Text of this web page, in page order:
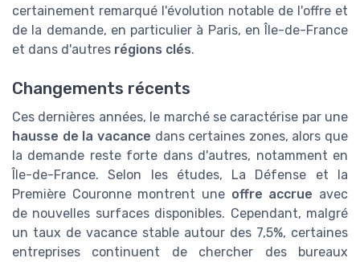
certainement remarqué l'évolution notable de l'offre et
de la demande, en particulier à Paris, en Île-de-France
et dans d'autres régions clés.
Changements récents
Ces dernières années, le marché se caractérise par une
hausse de la vacance dans certaines zones, alors que
la demande reste forte dans d'autres, notamment en
Île-de-France. Selon les études, La Défense et la
Première Couronne montrent une offre accrue avec
de nouvelles surfaces disponibles. Cependant, malgré
un taux de vacance stable autour des 7,5%, certaines
entreprises continuent de chercher des bureaux